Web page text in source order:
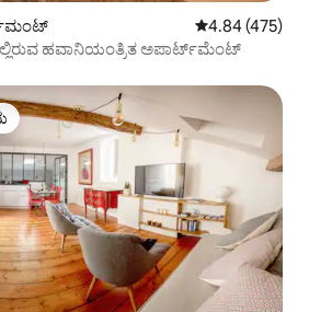
5 ರಲ್ಲಿ 4.84
4.84 (475)
ಹವಾನಿಯಂತ್ರಿತ ಅಪಾರ್ಟ್‌ಮೆಂಟ್